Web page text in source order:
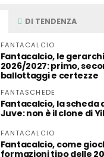
DI TENDENZA
FANTACALCIO
Fantacalcio, le
2026/2027: primo,
ballottaggi e certezze
FANTASCHEDE
Fantacalcio, la scheda
Juve: non è il clone di
FANTACALCIO
Fantacalcio, come
formazioni tipo delle